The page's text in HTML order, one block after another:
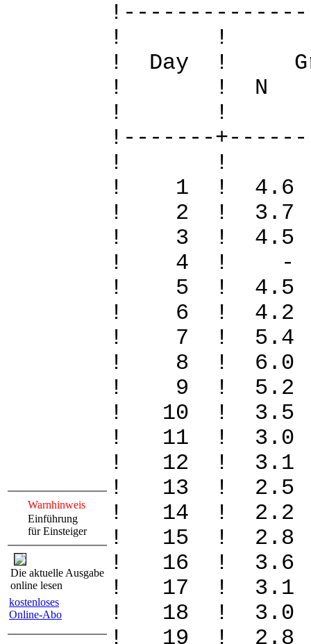
Warnhinweis
Einführung
für Einsteiger
Die aktuelle Ausgabe
online lesen
kostenloses
Online-Abo
!
! Day !
! ! N S
!
!-------
!
! 1 ! 4.6
! 2 ! 3.7
! 3 ! 4.5
! 4 ! - -
! 5 ! 4.5
! 6 ! 4.2
! 7 ! 5.4
! 8 ! 6.0
! 9 ! 5.2
! 10 ! 3.5
! 11 ! 3.0
! 12 ! 3.1
! 13 ! 2.5
! 14 ! 2.2
! 15 ! 2.8
! 16 ! 3.6
! 17 ! 3.1
! 18 ! 3.0
! 19 ! 2.8